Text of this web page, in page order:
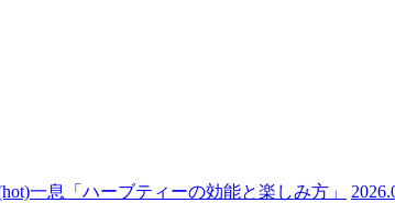
一息「ハーブティーの効能と楽しみ方」